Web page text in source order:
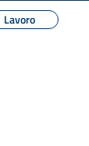
Lavoro